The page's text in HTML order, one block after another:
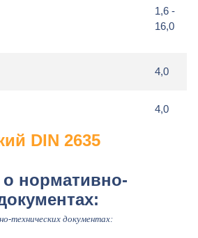
1,6 -
16,0
4,0
4,0
DIN 2635
нормативно-
технических документах: